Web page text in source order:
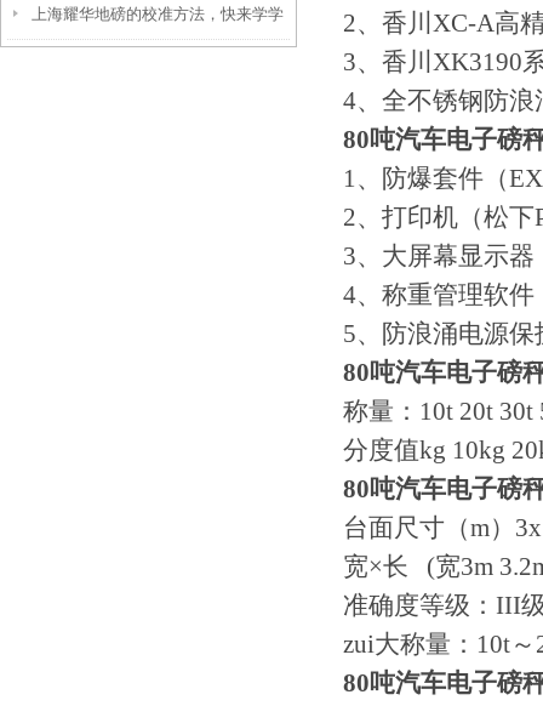
上海耀华地磅的校准方法，快来学学
2、香川XC-A高
3、香川XK3190
4、全不锈钢防浪
80吨汽车电子磅
1、防爆套件（
2、打印机（松下
3、大屏幕显示
4、称重管理软件
5、防浪涌电源
80吨汽车电子磅
称量：10t 20t 30t
分度值kg 10kg
80吨汽车电子磅
台面尺寸（m）
宽×长 (宽3m
准确度等级：III
zui大称量：10t～
80吨汽车电子磅